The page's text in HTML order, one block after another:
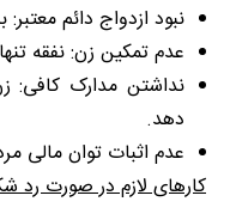
نبود ازدواج دائم
عدم تمکین زن: نفقه
نداشتن مدارک کافی:
دهد.
عدم اثبات توان مالی
کارهای لازم در صورت رد